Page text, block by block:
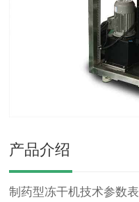
产品介绍
制药型冻干机技术参数表